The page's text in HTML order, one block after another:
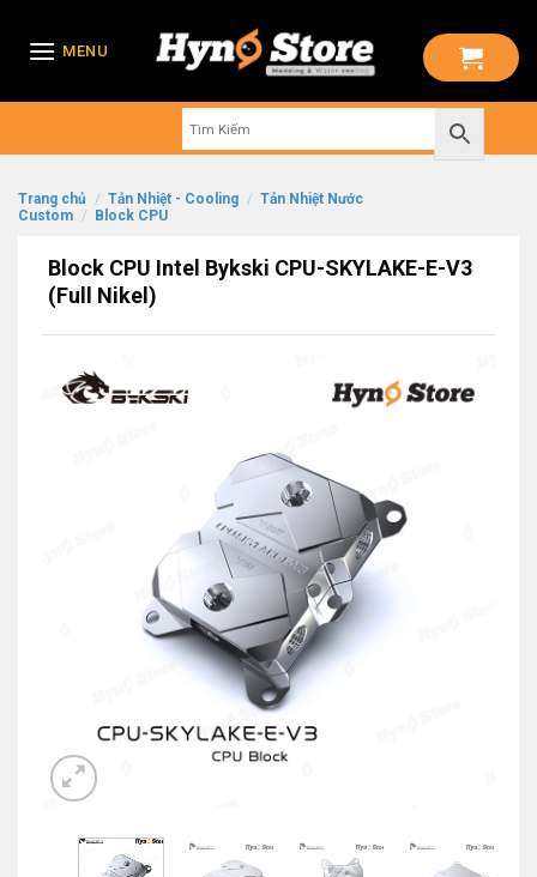
MENU
Trang chủ / Tản Nhiệt - Cooling / Tản Nhiệt Nước
Custom / Block CPU
Block CPU Intel Bykski CPU-SKYLAKE-E-V3
(Full Nikel)